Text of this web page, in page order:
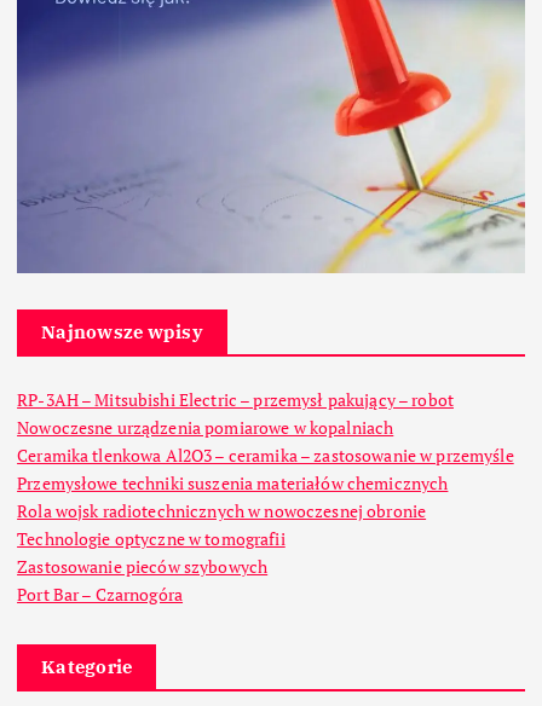
Najnowsze wpisy
RP-3AH – Mitsubishi Electric – przemysł pakujący – robot
Nowoczesne urządzenia pomiarowe w kopalniach
Ceramika tlenkowa Al2O3 – ceramika – zastosowanie w przemyśle
Przemysłowe techniki suszenia materiałów chemicznych
Rola wojsk radiotechnicznych w nowoczesnej obronie
Technologie optyczne w tomografii
Zastosowanie pieców szybowych
Port Bar – Czarnogóra
Kategorie